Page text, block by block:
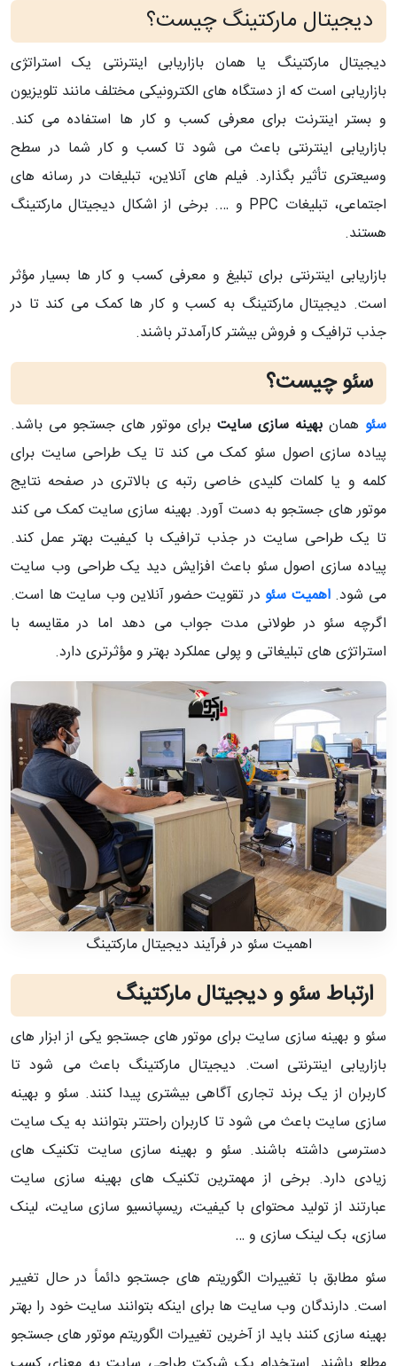
دیجیتال مارکتینگ چیست؟
دیجیتال مارکتینگ یا همان بازاریابی اینترنتی یک استراتژی
بازاریابی است که از دستگاه های الکترونیکی مختلف مانند تلویزیون
و بستر اینترنت برای معرفی کسب و کار ها استفاده می کند.
بازاریابی اینترنتی باعث می شود تا کسب و کار شما در سطح
وسیعتری تأثیر بگذارد. فیلم های آنلاین، تبلیغات در رسانه های
اجتماعی، تبلیغات PPC و …. برخی از اشکال دیجیتال مارکتینگ
هستند.
بازاریابی اینترنتی برای تبلیغ و معرفی کسب و کار ها بسیار مؤثر
است. دیجیتال مارکتینگ به کسب و کار ها کمک می کند تا در
جذب ترافیک و فروش بیشتر کارآمدتر باشند.
سئو چیست؟
سئو همان بهینه سازی سایت برای موتور های جستجو می باشد.
پیاده سازی اصول سئو کمک می کند تا یک طراحی سایت برای
کلمه و یا کلمات کلیدی خاصی رتبه ی بالاتری در صفحه نتایج
موتور های جستجو به دست آورد. بهینه سازی سایت کمک می کند
تا یک طراحی سایت در جذب ترافیک با کیفیت بهتر عمل کند.
پیاده سازی اصول سئو باعث افزایش دید یک طراحی وب سایت
می شود.اهمیت سئودر تقویت حضور آنلاین وب سایت ها است.
اگرچه سئو در طولانی مدت جواب می دهد اما در مقایسه با
استراتژی های تبلیغاتی و پولی عملکرد بهتر و مؤثرتری دارد.
اهمیت سئو در فرآیند دیجیتال مارکتینگ
ارتباط سئو و دیجیتال مارکتینگ
سئو و بهینه سازی سایت برای موتور های جستجو یکی از ابزار های
بازاریابی اینترنتی است. دیجیتال مارکتینگ باعث می شود تا
کاربران از یک برند تجاری آگاهی بیشتری پیدا کنند. سئو و بهینه
سازی سایت باعث می شود تا کاربران راحتتر بتوانند به یک سایت
دسترسی داشته باشند. سئو و بهینه سازی سایت تکنیک های
زیادی دارد. برخی از مهمترین تکنیک های بهینه سازی سایت
عبارتند از تولید محتوای با کیفیت، ریسپانسیو سازی سایت، لینک
سازی، بک لینک سازی و …
سئو مطابق با تغییرات الگوریتم های جستجو دائماً در حال تغییر
است. دارندگان وب سایت ها برای اینکه بتوانند سایت خود را بهتر
بهینه سازی کنند باید از آخرین تغییرات الگوریتم موتور های جستجو